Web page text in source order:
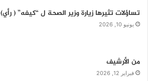
تساؤلات تثيرها زيارة وزير الصحة ل “كيفه” ( رأي)
يونيو 10, 2026
من الأرشيف
فبراير 12, 2026